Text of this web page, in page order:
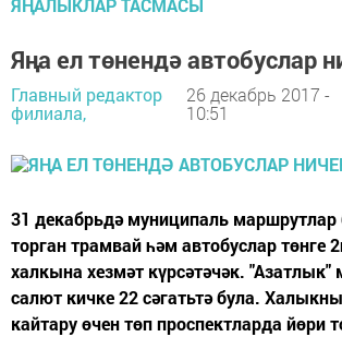
ЯҢАЛЫКЛАР ТАСМАСЫ
Яңа ел төнендә автобуслар
Главный редактор
филиала,
26 декабрь 2017 -
10:51
31 декабрьдә муниципаль маршрутлар
торган трамвай һәм автобуслар төнге
халкына хезмәт күрсәтәчәк.
салют кичке 22 сәгатьтә була.
кайтару өчен төп проспектларда йөри